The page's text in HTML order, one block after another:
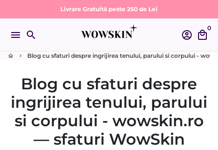
la
conținut
Livrare Gratuită peste 250 de Lei
menu search account_circle local_mall
0
home keyboard_arrow_right Blog cu sfaturi despre ingrijirea tenului, parului si corpului -
Blog cu sfaturi despre
ingrijirea tenului, parului
si corpului - wowskin.ro
— sfaturi WowSkin